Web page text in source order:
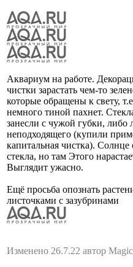
Аквариум на работе.
чистки зарастать чем-то
которые обращены к свету,
немного тиной пахнет.
занесли с чужой губки, либо
неподходящего (купили
капитальная чистка). Солнце
стекла, но там Этого
Выглядит ужасно.
Ещё просьба опознать
листочками с зазубринами
Изменено 26.7.22 автор